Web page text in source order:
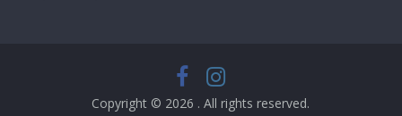
Copyright © 2026 . All rights reserved.